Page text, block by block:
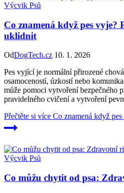
Výcvik Psů
Co znamená když pes vyje?
uklidnit
OdDogTech.cz 10. 1. 2026
Pes vyjící je normální přirozené
osamoceností, úzkostí nebo
může pomoci vytvoření bezpečného
pravidelného cvičení a vytvoření
Přečtěte si více Co znamená když
Výcvik Psů
Co můžu chytit od psa: